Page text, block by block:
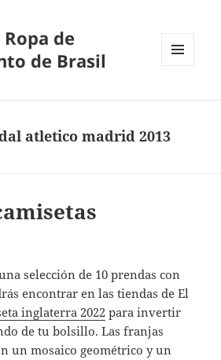
de
de Brasil
atletico madrid 2013
selección de 10 prendas con
encontrar en las tiendas de El
inglaterra 2022 para invertir
de tu bolsillo. Las franjas
un mosaico geométrico y un